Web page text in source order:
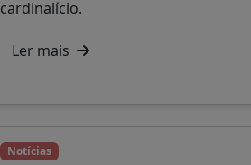
cardinalício.
Ler mais
Notícias